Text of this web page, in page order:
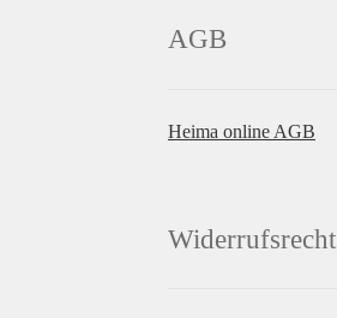
AGB
Heima online AGB
Widerrufsrecht